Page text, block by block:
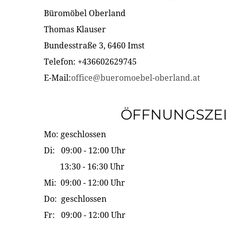
Büromöbel Oberland
Thomas Klauser
Bundesstraße 3, 6460 Imst
Telefon: +436602629745
E-Mail:office@bueromoebel-oberland.at
Mo: geschlossen
Di: 09:00 - 12:00 Uhr
13:30 - 16:30 Uhr
Mi: 09:00 - 12:00 Uhr
Do: geschlossen
Fr: 09:00 - 12:00 Uhr